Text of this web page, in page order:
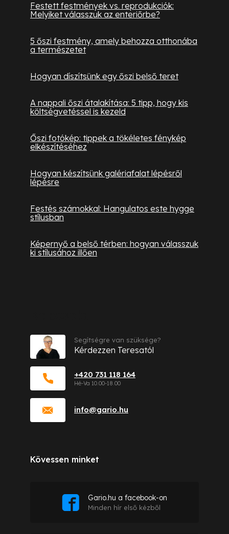
Festett festmények vs. reprodukciók:
Melyiket válasszuk az enteriőrbe?
5 őszi festmény, amely behozza otthonába
a természetet
Hogyan díszítsünk egy őszi belső teret
A nappali őszi átalakítása: 5 tipp, hogy kis
költségvetéssel is kezeld
Őszi fotókép: tippek a tökéletes fénykép
elkészítéséhez
Hogyan készítsünk galériafalat lépésről
lépésre
Festés számokkal: Hangulatos este hygge
stílusban
Képernyő a belső térben: hogyan válasszuk
ki stílusához illően
info@gario.hu
+420 731 118 164
Segítségre van szüksége?
Kérdezzen Teresatól
Kövessen minket
Gario.hu a facebook-on
Minden hír első kézből